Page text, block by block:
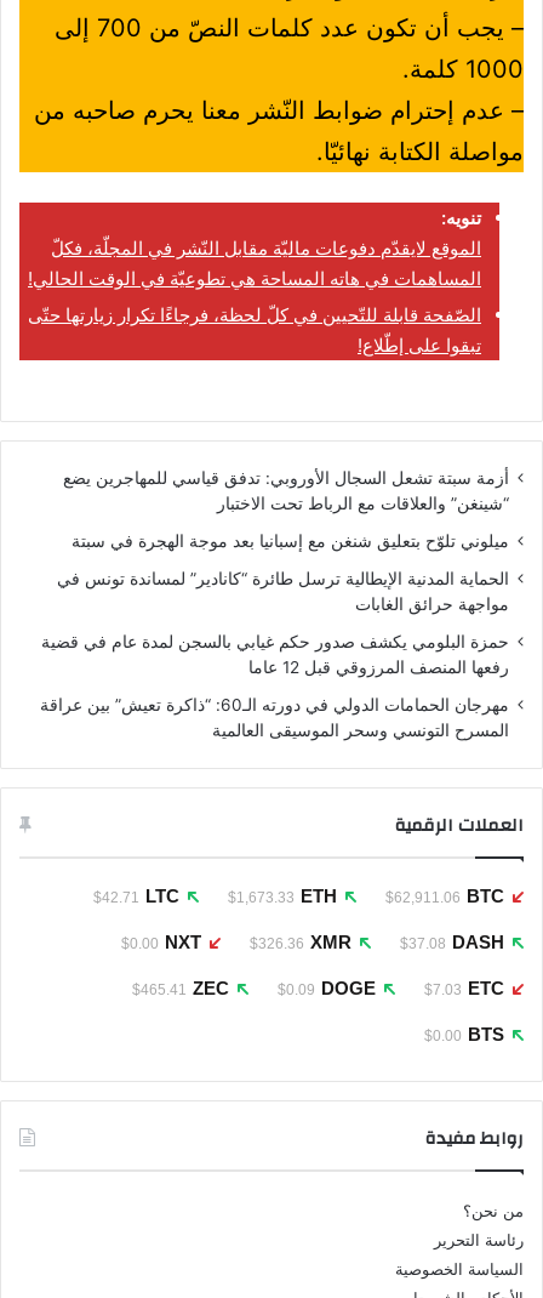
– يجب أن تكون عدد كلمات النصّ من 700 إلى
1000 كلمة.
– عدم إحترام ضوابط النّشر معنا يحرم صاحبه من
مواصلة الكتابة نهائيّا.
تنويه:
الموقع لايقدّم دفوعات ماليّة مقابل النّشر في المجلّة، فكلّ
المساهمات في هاته المساحة هي تطوعيّة في الوقت الحالي!
الصّفحة قابلة للتّحيين في كلّ لحظة، فرجاءًا تكرار زيارتها حتّى
تبقوا على إطّلاع!
أزمة سبتة تشعل السجال الأوروبي: تدفق قياسي للمهاجرين يضع
“شينغن” والعلاقات مع الرباط تحت الاختبار
ميلوني تلوّح بتعليق شنغن مع إسبانيا بعد موجة الهجرة في سبتة
الحماية المدنية الإيطالية ترسل طائرة “كانادير” لمساندة تونس في
مواجهة حرائق الغابات
حمزة البلومي يكشف صدور حكم غيابي بالسجن لمدة عام في قضية
رفعها المنصف المرزوقي قبل 12 عاما
مهرجان الحمامات الدولي في دورته الـ60: “ذاكرة تعيش” بين عراقة
المسرح التونسي وسحر الموسيقى العالمية
العملات الرقمية
BTC
$62,911.06
ETH
$1,673.33
LTC
$42.71
DASH
$37.08
XMR
$326.36
NXT
$0.00
ETC
$7.03
DOGE
$0.09
ZEC
$465.41
BTS
$0.00
روابط مفيدة
من نحن؟
رئاسة التحرير
السياسة الخصوصية